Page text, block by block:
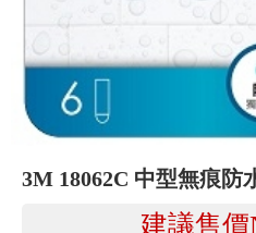
3M 18062C 中型無痕防
建議售價